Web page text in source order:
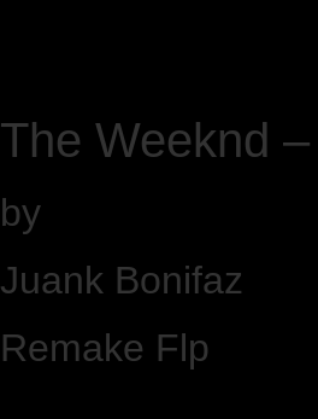
The Weeknd
by
Juank Bonifaz
Remake Flp